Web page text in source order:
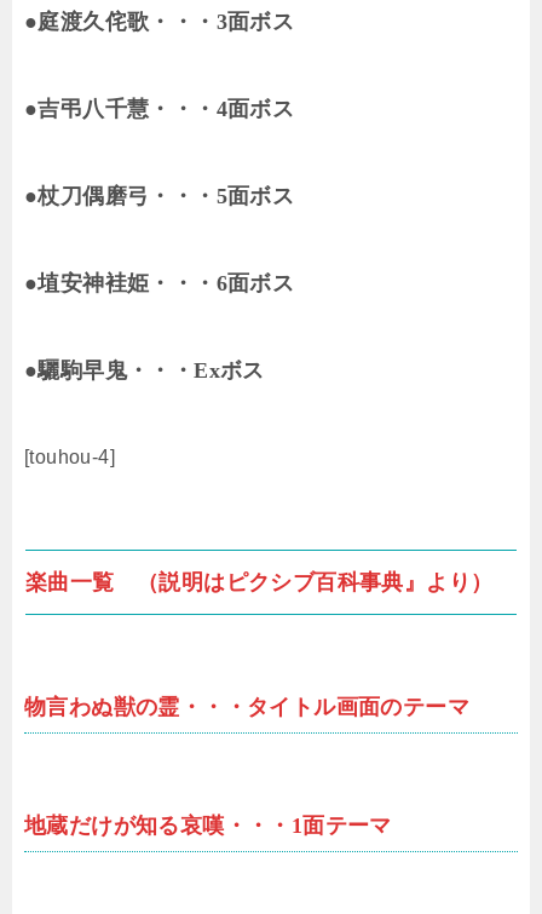
●庭渡久侘歌・・・3面ボス
●吉弔八千慧・・・4面ボス
●杖刀偶磨弓・・・5面ボス
●埴安神袿姫・・・6面ボス
●驪駒早鬼・・・Exボス
[touhou-4]
楽曲一覧 （説明はピクシブ百科事典』より）
物言わぬ獣の霊・・・タイトル画面のテーマ
地蔵だけが知る哀嘆・・・1面テーマ